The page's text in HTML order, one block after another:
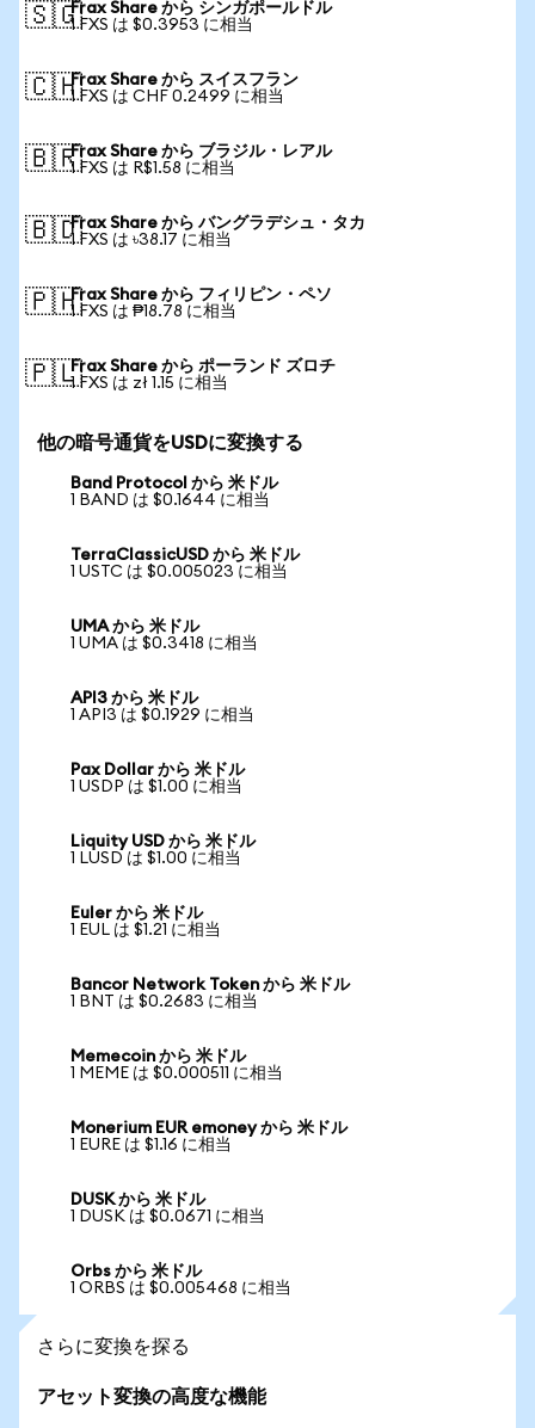
🇸🇬Frax Share から シンガポールドル
1 FXS は $0.3953 に相当
🇨🇭Frax Share から スイスフラン
1 FXS は CHF 0.2499 に相当
🇧🇷Frax Share から ブラジル・レアル
1 FXS は R$1.58 に相当
🇧🇩Frax Share から バングラデシュ・タカ
1 FXS は ৳38.17 に相当
🇵🇭Frax Share から フィリピン・ペソ
1 FXS は ₱18.78 に相当
🇵🇱Frax Share から ポーランド ズロチ
1 FXS は zł 1.15 に相当
他の暗号通貨をUSDに変換する
Band Protocol から 米ドル
1 BAND は $0.1644 に相当
TerraClassicUSD から 米ドル
1 USTC は $0.005023 に相当
UMA から 米ドル
1 UMA は $0.3418 に相当
API3 から 米ドル
1 API3 は $0.1929 に相当
Pax Dollar から 米ドル
1 USDP は $1.00 に相当
Liquity USD から 米ドル
1 LUSD は $1.00 に相当
Euler から 米ドル
1 EUL は $1.21 に相当
Bancor Network Token から 米ドル
1 BNT は $0.2683 に相当
Memecoin から 米ドル
1 MEME は $0.000511 に相当
Monerium EUR emoney から 米ドル
1 EURE は $1.16 に相当
DUSK から 米ドル
1 DUSK は $0.0671 に相当
Orbs から 米ドル
1 ORBS は $0.005468 に相当
さらに変換を探る
アセット変換の高度な機能